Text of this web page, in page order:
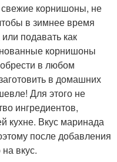
корнишоны, не
в зимнее время
подавать как
корнишоны
в любом
в домашних
Для этого не
ингредиентов,
кухне. Вкус маринада
после добавления
вкус.